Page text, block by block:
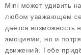
Mini может удивить
любом уважающем
даётся возможность
эмоциями, но и
движений. Тебе